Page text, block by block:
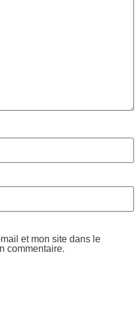
et mon site dans le
commentaire.